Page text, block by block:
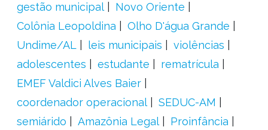
gestão municipal
Novo Oriente
Colônia Leopoldina
Olho D'água Grande
Undime/AL
leis municipais
violências
adolescentes
estudante
rematrícula
EMEF Valdici Alves Baier
coordenador operacional
SEDUC-AM
semiárido
Amazônia Legal
Proinfância